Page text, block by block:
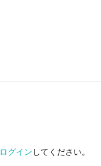
ログイン してください。